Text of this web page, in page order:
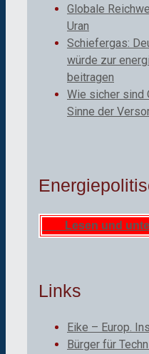
Globale
Uran
Schiefergas:
würde zur
beitragen
Wie sicher sind
Sinne der
Lesen und
Links
Eike – Europ.
Bürger für